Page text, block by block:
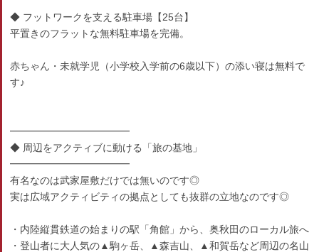
◆ フットワークを支える駐車場【25台】
平置きのフラットな無料駐車場を完備。
赤ちゃん・未就学児（小学校入学前の6歳以下）の添い寝は無料で
す♪
━━━━━━━━━━━━
◆ 周辺をアクティブに動ける「旅の基地」
━━━━━━━━━━━━
有名なのは武家屋敷だけでは無いのです◎
実は広域アクティビティの拠点としても抜群の立地なのです◎
・内陸縦貫鉄道の始まりの駅「角館」から、奥秋田のローカル旅へ
・登山者に大人気の▲駒ヶ岳、▲森吉山、▲和賀岳など周辺の名山